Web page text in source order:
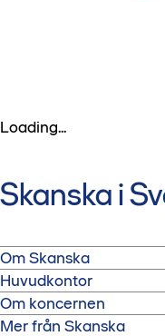
Loading...
Skanska i
Om Skanska
Skanska är ett av
läsa mer om oss och
Huvudkontor
Skanska Sverige
Warfvinges väg 25
Om koncernen
Mer från Skanska